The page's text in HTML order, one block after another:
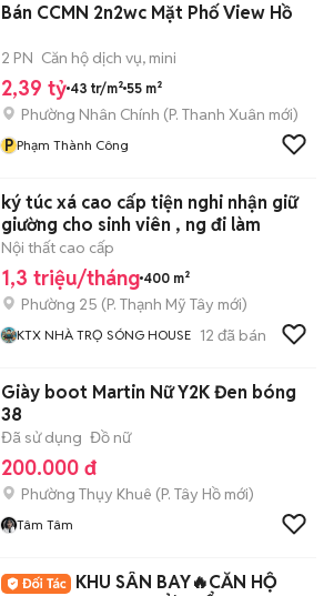
Bán CCMN 2n2wc Mặt Phố View Hồ
2 PN Căn hộ dịch vụ, mini
2,39 tỷ 43 tr/m² 55 m²
Phường Nhân Chính (P. Thanh Xuân mới)
P Phạm Thành Công
ký túc xá cao cấp tiện nghi nhận giữ
giường cho sinh viên , ng đi làm
Nội thất cao cấp
1,3 triệu/tháng 400 m²
Phường 25 (P. Thạnh Mỹ Tây mới)
KTX NHÀ TRỌ SÓNG HOUSE 12 đã bán
Giày boot Martin Nữ Y2K Đen bóng
38
Đã sử dụng Đồ nữ
200.000 đ
Phường Thụy Khuê (P. Tây Hồ mới)
Tâm Tâm
KHU SÂN BAY🔥CĂN HỘ